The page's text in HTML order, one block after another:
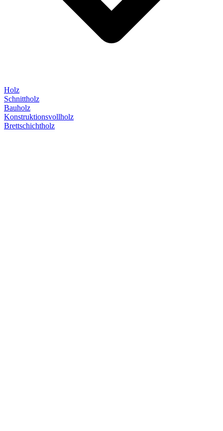
Holz
Schnittholz
Bauholz
Konstruktionsvollholz
Brettschichtholz